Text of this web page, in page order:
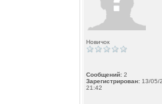
Новичок
Сообщений: 2
Зарегистрирован: 13/05/
21:42